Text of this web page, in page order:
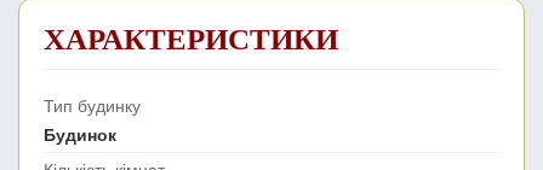
ХАРАКТЕРИСТИКИ
Тип будинку
Будинок